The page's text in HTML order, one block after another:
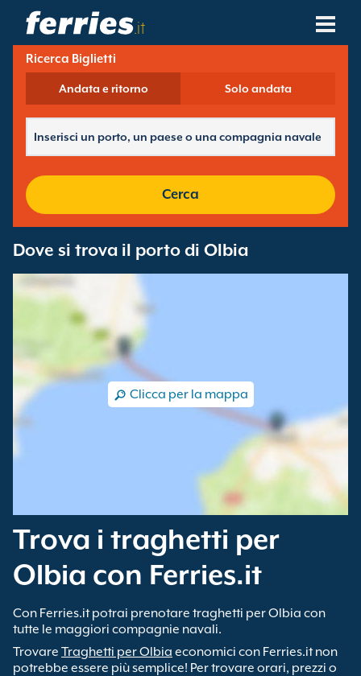
.it
Compagnie Navali
Destinazioni Traghetti
Porti Traghetti
Ricerca Biglietti
Andata e ritorno Solo andata
Cerca
Dove si trova il porto di Olbia
Clicca per la mappa
Trova i traghetti per
Olbia con Ferries.it
Con Ferries.it potrai prenotare traghetti per Olbia con
tutte le maggiori compagnie navali.
Trovare Traghetti per Olbia economici con Ferries.it non
potrebbe essere più semplice! Per trovare orari, prezzi o